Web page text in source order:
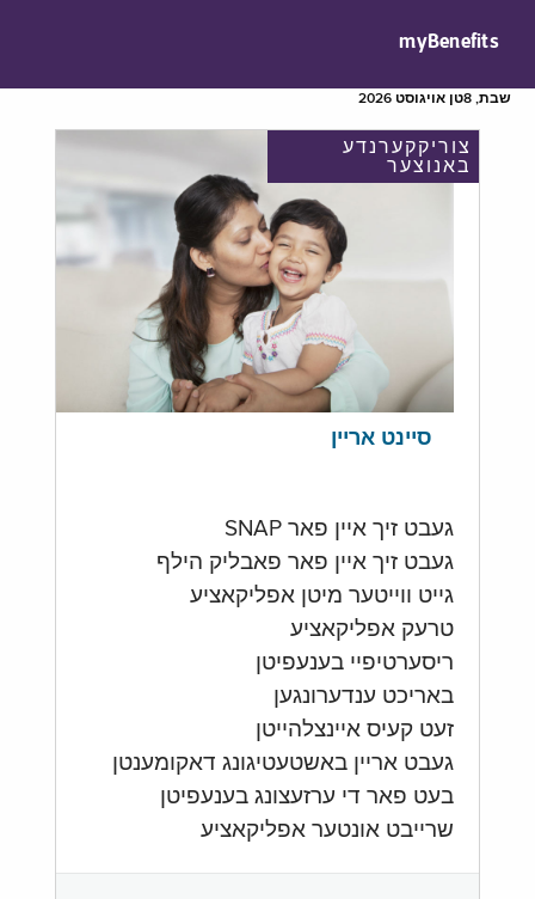
myBenefits
שבת, 8טן אויגוסט 2026
צוריקקערנדע
באנוצער
סיינט אריין
געבט זיך איין פאר SNAP
געבט זיך איין פאר פאבליק הילף
גייט ווייטער מיטן אפליקאציע
טרעק אפליקאציע
ריסערטיפיי בענעפיטן
באריכט ענדערונגען
זעט קעיס איינצלהייטן
געבט אריין באשטעטיגונג דאקומענטן
בעט פאר די ערזעצונג בענעפיטן
שרייבט אונטער אפליקאציע